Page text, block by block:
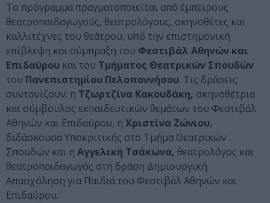
Το πρόγραμμα πραγματοποιείται από έμπειρους
θεατροπαιδαγωγούς, θεατρολόγους, σκηνοθέτες και
καλλιτέχνες του θεάτρου, υπό την επιστημονική
επίβλεψη και σύμπραξη του Φεστιβάλ Αθηνών και
Επιδαύρου και του Τμήματος Θεατρικών Σπουδών
του Πανεπιστημίου Πελοποννήσου. Τις δράσεις
συντονίζουν: η Τζωρτζίνα Κακουδάκη, σκηνοθέτρια
και σύμβουλος εκπαιδευτικών θεμάτων του Φεστιβάλ
Αθηνών και Επιδαύρου, η Χριστίνα Ζώνιου,
διδάσκουσα Υποκριτικής στο Τμήμα Θεατρικών
Σπουδών και η Αγγελική Τσάκωνα, θεατρολόγος και
θεατροπαιδαγωγός στη δράση Δημιουργική
Απασχόληση για Παιδιά του Φεστιβάλ Αθηνών και
Επιδαύρου.